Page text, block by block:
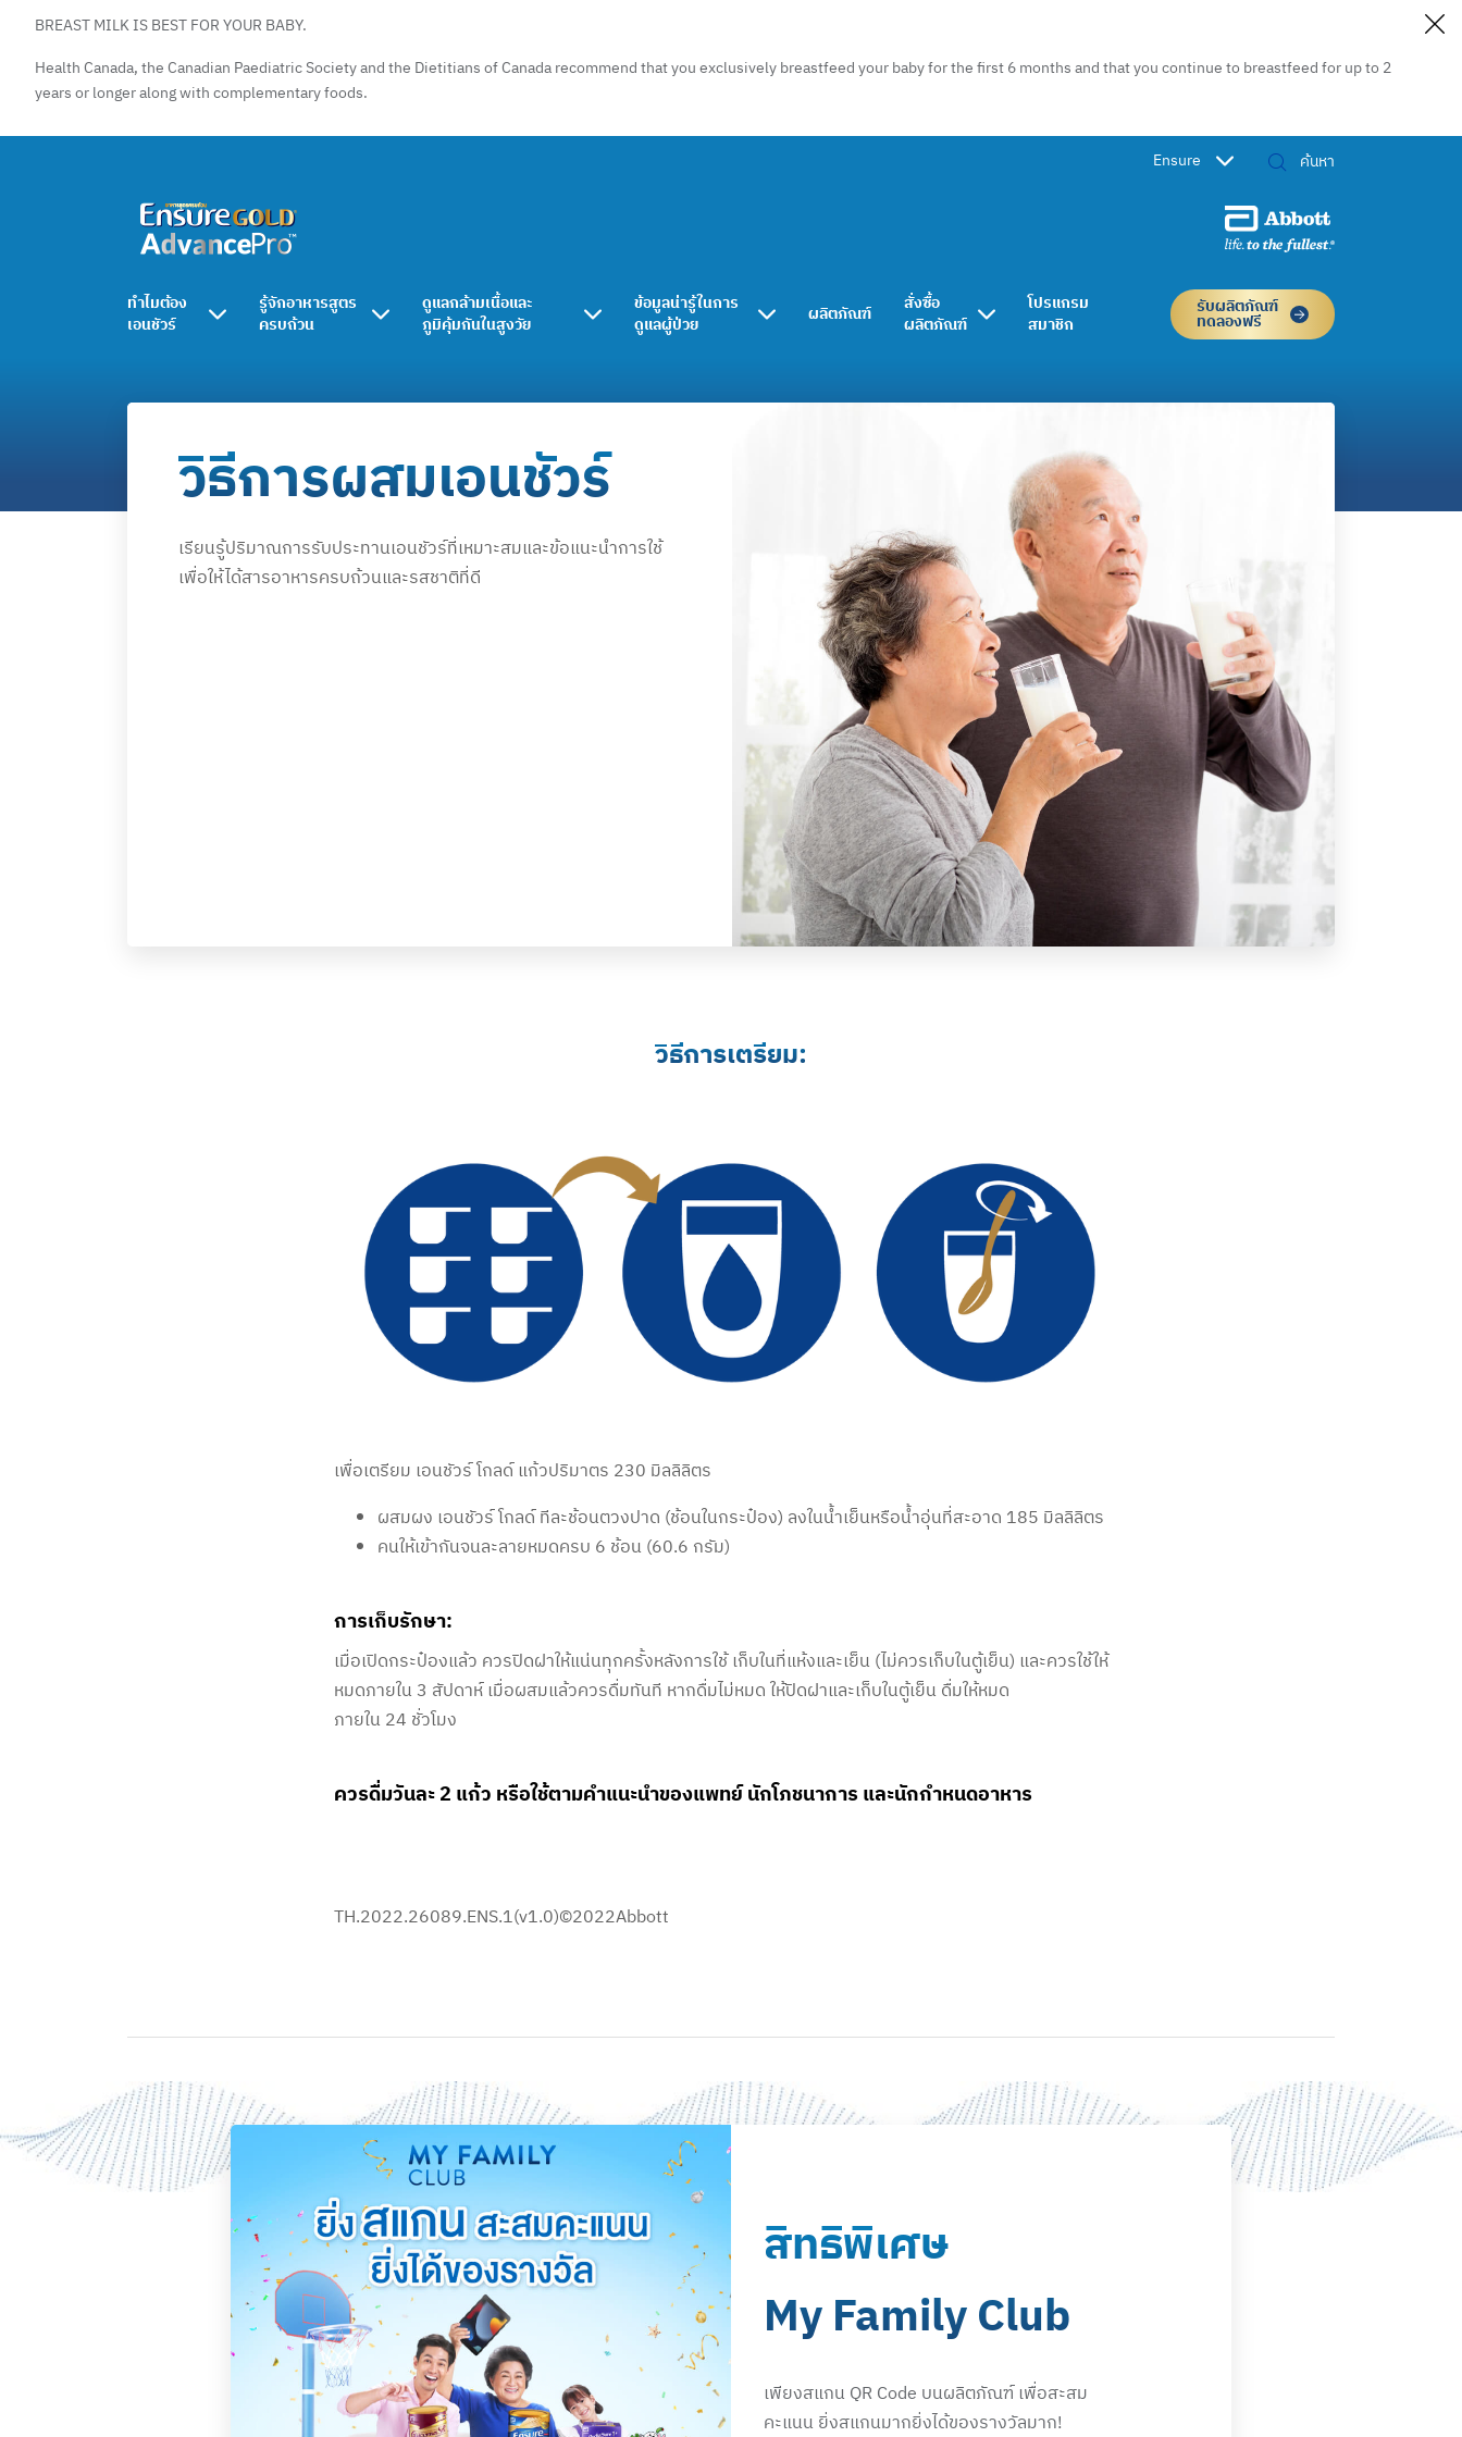
BREAST MILK IS BEST FOR YOUR BABY.
Health Canada, the Canadian Paediatric Society and the Dietitians of Canada recommend that you exclusively breastfeed your baby for the first 6 months and that you continue to breastfeed for up to 2
years or longer along with complementary foods.
Ensure
ทำไมต้อง
เอนชัวร์
รู้จักอาหารสูตร
ครบถ้วน
ดูแลกล้ามเนื้อและ
ภูมิคุ้มกันในสูงวัย
ข้อมูลน่ารู้ในการ
ดูแลผู้ป่วย
ผลิตภัณฑ์
สั่งซื้อ
ผลิตภัณฑ์
โปรแกรม
สมาชิก
รับผลิตภัณฑ์
ทดลองฟรี
วิธีการผสมเอนชัวร์
เรียนรู้ปริมาณการรับประทานเอนชัวร์ที่เหมาะสมและข้อแนะนำการใช้
เพื่อให้ได้สารอาหารครบถ้วนและรสชาติที่ดี
วิธีการเตรียม:​​
เพื่อเตรียม เอนชัวร์ โกลด์ แก้วปริมาตร 230 มิลลิลิตร
ผสมผง เอนชัวร์ โกลด์ ​ทีละช้อนตวงปาด (ช้อนในกระป๋อง) ลงในน้ำเย็นหรือน้ำอุ่นที่สะอาด 185 มิลลิลิตร
คนให้เข้ากันจนละลายหมดครบ 6 ช้อน (60.6 กรัม)
การเก็บรักษา:​
เมื่อเปิดกระป๋องแล้ว ควรปิดฝาให้แน่นทุกครั้งหลังการใช้ เก็บในที่แห้งและเย็น (ไม่ควรเก็บในตู้เย็น) และควรใช้ให้
หมดภายใน 3 สัปดาห์ เมื่อผสมแล้วควรดื่มทันที หากดื่มไม่หมด ให้ปิดฝาและเก็บในตู้เย็น ดื่มให้หมด
ภายใน 24 ชั่วโมง
ควรดื่มวันละ 2 แก้ว หรือใช้ตามคำแนะนำของแพทย์ นักโภชนาการ และนักกำหนดอาหาร​
TH.2022.26089.ENS.1(v1.0)©2022Abbott​
สิทธิพิเศษ
My Family Club
เพียงสแกน QR Code บนผลิตภัณฑ์ เพื่อสะสม
คะแนน ยิ่งสแกนมากยิ่งได้ของรางวัลมาก!